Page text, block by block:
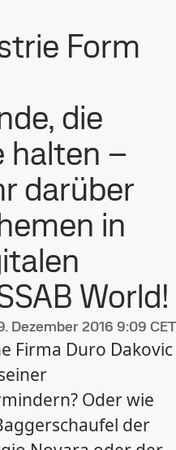
Form
die
halten –
darüber
in
World!
Dezember 2016 9:09 CET
Firma Duro Dakovic
Oder wie
der